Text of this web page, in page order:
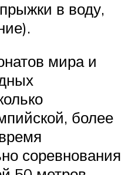
в воду,
мира и
более
соревнования